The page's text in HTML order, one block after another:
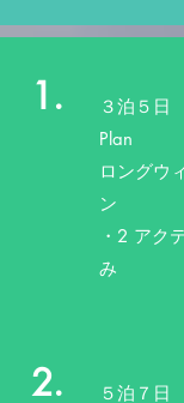
1. ３泊５日
Plan
ロングウ
ン
・2 アク
み
2. ５泊７日